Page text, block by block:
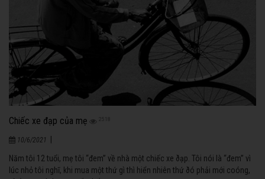
Chiếc xe đạp của mẹ 2518
10/6/2021
Năm tôi 12 tuổi, mẹ tôi “đem” về nhà một chiếc xe ðạp. Tôi nói là “đem” vì
lúc nhỏ tôi nghĩ, khi mua một thứ gì thì hiển nhiên thứ ðó phải mới coóng,